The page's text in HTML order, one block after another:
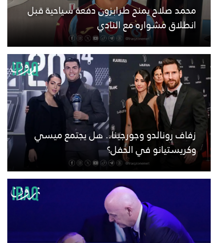
محمد صلاح يمنح طرابزون دفعة سياحية قبل
انطلاق مشواره مع النادي
زفاف رونالدو وجورجينا.. هل يجتمع ميسي
وكريستيانو في الحفل؟